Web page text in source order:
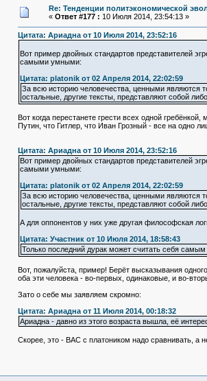
Re: Тенденции политэкономической
« Ответ #177 : 10 Июля 2014, 23:54:13 »
Цитата: Ариадна от 10 Июля 2014, 23:52:16
Вот пример двойных стандартов представителей
самыми умными:
Цитата: platonik от 02 Апреля 2014, 22:02:59
За всю историю человечества, ценными являются
остальные, другие тексты, представляют собой
Вот когда перестанете грести всех одной
Путин, что Гитлер, что Иван Грозный - все на одно
Цитата: Ариадна от 10 Июля 2014, 23:52:16
Вот пример двойных стандартов представителей
самыми умными:
Цитата: platonik от 02 Апреля 2014, 22:02:59
За всю историю человечества, ценными являются
остальные, другие тексты, представляют собой
А для оппонентов у них уже другая философская
Цитата: Участник от 10 Июля 2014, 18:58:43
Только последний дурак может считать себя
Вот, пожалуйста, пример! Берёт высказывания
оба эти человека - во-первых, одинаковые, и во-
Зато о себе мы заявляем скромно:
Цитата: Ариадна от 11 Июля 2014, 00:18:32
Ариадна - давно из этого возраста вышла, её
Скорее, это - ВАС с платоником надо сравнивать, а